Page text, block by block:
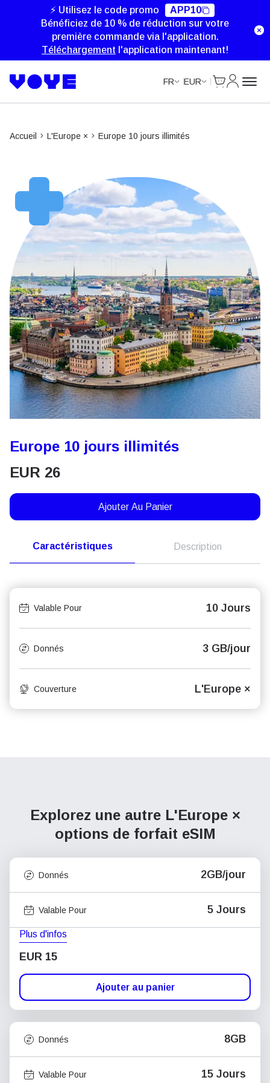
⚡ Utilisez le code promo
APP10
Bénéficiez de 10 % de réduction sur votre
première commande via l'application.
Téléchargement l'application maintenant!
FR EUR
Accueil L'Europe × Europe 10 jours illimités
Europe 10 jours illimités
EUR 26
Ajouter Au Panier
Caractéristiques Description
Valable Pour 10 Jours
Donnés 3 GB/jour
Couverture L'Europe ×
Explorez une autre L'Europe ×
options de forfait eSIM
Unlimited Data
Donnés 2GB/jour
Valable Pour 5 Jours
Plus d'infos
EUR 15
Ajouter au panier
Donnés 8GB
Valable Pour 15 Jours
Unlimited Data
Unlimited Data